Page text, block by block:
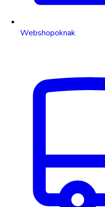
Webshopoknak